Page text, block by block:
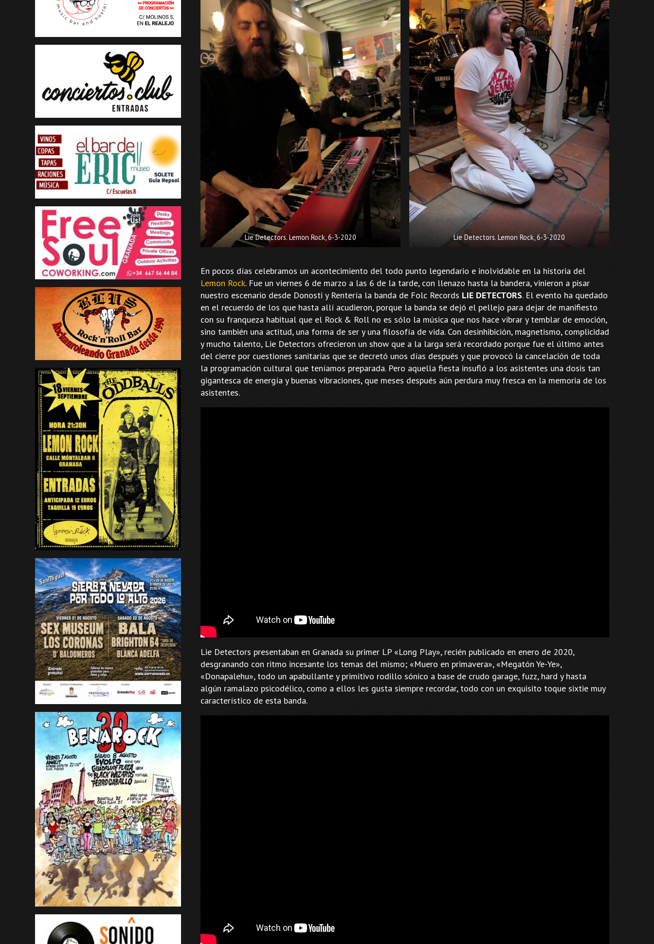
Lie Detectors. Lemon Rock, 6-3-2020 Lie Detectors. Lemon Rock, 6-3-2020
En pocos días celebramos un acontecimiento del todo punto legendario e inolvidable en la historia del
Lemon Rock. Fue un viernes 6 de marzo a las 6 de la tarde, con llenazo hasta la bandera, vinieron a pisar
nuestro escenario desde Donosti y Rentería la banda de Folc Records LIE DETECTORS. El evento ha quedado
en el recuerdo de los que hasta allí acudieron, porque la banda se dejó el pellejo para dejar de manifiesto
con su franqueza habitual que el Rock & Roll no es sólo la música que nos hace vibrar y temblar de emoción,
sino también una actitud, una forma de ser y una filosofía de vida. Con desinhibición, magnetismo, complicidad
y mucho talento, Lie Detectors ofrecieron un show que a la larga será recordado porque fue el último antes
del cierre por cuestiones sanitarias que se decretó unos días después y que provocó la cancelación de toda
la programación cultural que teníamos preparada. Pero aquella fiesta insufló a los asistentes una dosis tan
gigantesca de energía y buenas vibraciones, que meses después aún perdura muy fresca en la memoria de los
asistentes.
Lie Detectors presentaban en Granada su primer LP «Long Play», recién publicado en enero de 2020,
desgranando con ritmo incesante los temas del mismo; «Muero en primavera», «Megatón Ye-Ye»,
«Donapalehu», todo un apabullante y primitivo rodillo sónico a base de crudo garage, fuzz, hard y hasta
algún ramalazo psicodélico, como a ellos les gusta siempre recordar, todo con un exquisito toque sixtie muy
característico de esta banda.